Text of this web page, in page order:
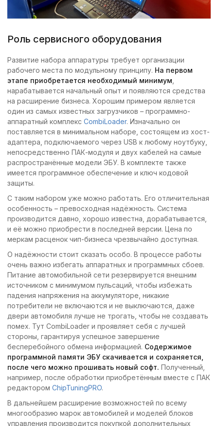
Роль сервисного оборудования
Развитие набора аппаратуры требует организации
рабочего места по модульному принципу. На первом
этапе приобретается необходимый минимум
нарабатывается начальный опыт и появляются средства
на расширение бизнеса. Хорошим примером является
один из самых известных загрузчиков – программно-
аппаратный комплекс CombiLoader. Изначально он
поставляется в минимальном наборе, состоящем из хост-
адаптера, подключаемого через USB к любому ноутбуку,
непосредственно ПАК-модуля и двух кабелей на самые
распространённые модели ЭБУ. В комплекте также
имеется программное обеспечение и ключ кодовой
защиты.
С таким набором уже можно работать. Его отличительная
особенность – превосходная надёжность. Система
производится давно, хорошо известна, дорабатывается,
и её можно приобрести в последней версии. Цена по
меркам расценок чип-бизнеса чрезвычайно доступная.
О надёжности стоит сказать особо. В процессе работы
очень важно избегать аппаратных и программных сбоев.
Питание автомобильной сети резервируется внешним
источником с минимумом пульсаций, чтобы избежать
падения напряжения на аккумуляторе, никакие
потребители не включаются и не выключаются, даже
двери автомобиля лучше не трогать, чтобы не создавать
помех. Тут CombiLoader и проявляет себя с лучшей
стороны, гарантируя успешное завершение
бесперебойного обмена информацией. Содержимое
программной памяти ЭБУ скачивается и сохраняется,
после чего можно прошивать новый софт. Полученный,
например, после обработки приобретённым вместе с ПАК
редактором ChipTuningPRO.
В дальнейшем расширение возможностей по всему
многообразию марок автомобилей и моделей блоков
управления производится покупкой дополнительных